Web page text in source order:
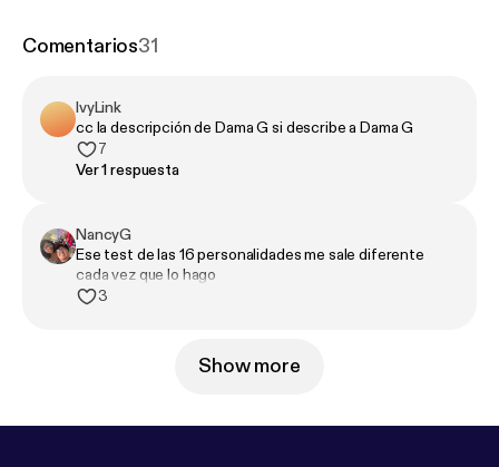
supuestamente explorar nuestra personalidad. El
Comentarios31
IvyLink
cc la descripción de Dama G si describe a Dama G
7
Ver 1 respuesta
NancyG
Ese test de las 16 personalidades me sale diferente
cada vez que lo hago
3
Show more